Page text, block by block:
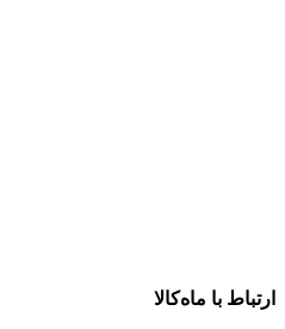
ارتباط با ماه‌کالا